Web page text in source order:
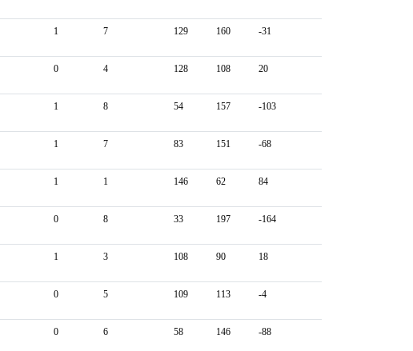
1 7 129 160 -31
0 4 128 108 20
1 8 54 157 -103
1 7 83 151 -68
1 1 146 62 84
0 8 33 197 -164
1 3 108 90 18
0 5 109 113 -4
0 6 58 146 -88